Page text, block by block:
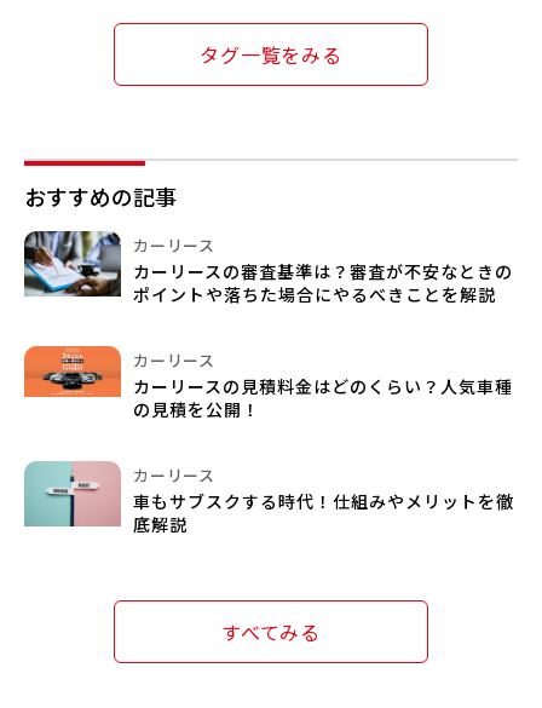
タグ一覧をみる
おすすめの記事
カーリース
カーリースの審査基準は？審査が不安なときの
ポイントや落ちた場合にやるべきことを解説
カーリース
カーリースの見積料金はどのくらい？人気車種
の見積を公開！
カーリース
車もサブスクする時代！仕組みやメリットを徹
底解説
すべてみる